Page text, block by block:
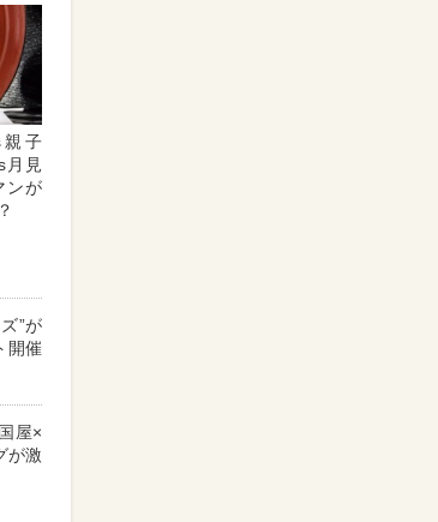
親子
月見
ンが
”が
開催
屋×
が激